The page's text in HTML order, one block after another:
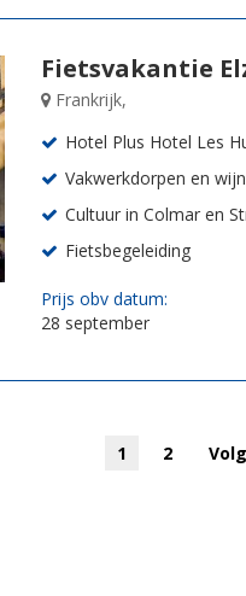
Fietsvakantie
Frankrijk,
Hotel Plus Hotel Les
Vakwerkdorpen en
Cultuur in Colmar en
Fietsbegeleiding
Prijs obv datum:
28 september
1 2